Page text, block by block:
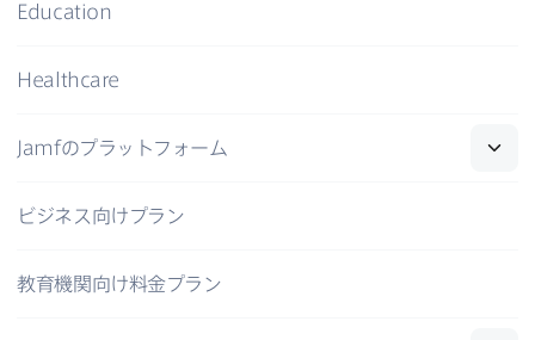
Education
Healthcare
Jamfの​プラットフォーム
ビジネス向けプラン
教育機関向け料金プラン